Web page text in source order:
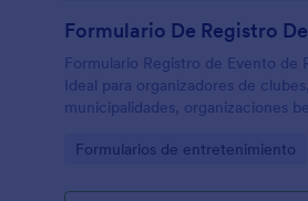
Formulario Registro de Evento de
Ideal para organizadores de
municipalidades, organizaciones
senderismo
Go to Category:
Formularios de entretenimiento